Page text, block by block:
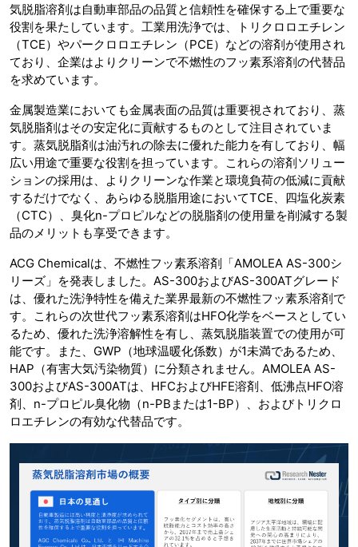
気脱脂溶剤は自動車部品の品質と信頼性を確保する上で重要な
役割を果たしています。工業用洗浄では、トリクロロエチレン
（TCE）やパークロロエチレン（PCE）などの溶剤が使用され
ており、企業はよりクリーンで不燃性のフッ素系溶剤の代替品
を求めています。
金属製造業においても金属表面の品質は重要視されており、蒸
気脱脂剤はその安定化に貢献するものとして注目されていま
す。蒸気脱脂剤は油汚れの除去に優れた能力を有しており、幅
広い用途で重要な役割を担っています。これらの溶剤ソリュー
ションの採用は、よりクリーンな作業と環境負荷の低減に貢献
するだけでなく、あらゆる脱脂用途においてTCE、四塩化炭素
（CTC）、臭化n-プロピルなどの脱脂剤の使用量を削減する製
品のメリットも享受できます。
ACG Chemicalは、不燃性フッ素系溶剤「AMOLEA AS-300シ
リーズ」を発表しました。AS-300およびAS-300ATグレード
は、優れた洗浄特性を備えた業界最新の不燃性フッ素系溶剤で
す。これらの次世代フッ素系溶剤はHFO化学をベースとしてい
るため、優れた洗浄溶解性を有し、蒸気脱脂装置での使用が可
能です。また、GWP（地球温暖化係数）が1未満であるため、
HAP（有害大気汚染物質）に分類されません。AMOLEA AS-
300およびAS-300ATは、HFCおよびHFE溶剤、低沸点HFO溶
剤、n-プロピル臭化物（n-PBまたは1-BP）、およびトリクロ
ロエチレンの有効な代替品です。